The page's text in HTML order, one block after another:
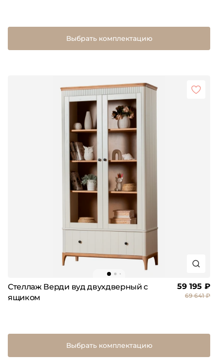
Выбрать комплектацию
Стеллаж Верди вуд двухдверный с
ящиком
59 195 ₽
69 641 ₽
Выбрать комплектацию